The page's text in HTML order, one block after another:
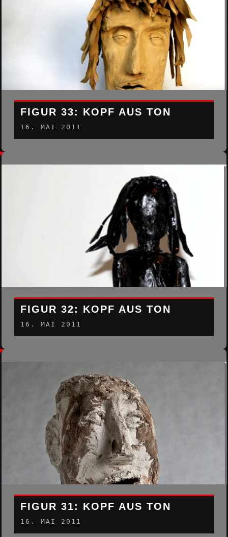
FIGUR 33: KOPF AUS TON
16. MAI 2011
FIGUR 32: KOPF AUS TON
16. MAI 2011
FIGUR 31: KOPF AUS TON
16. MAI 2011